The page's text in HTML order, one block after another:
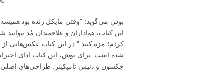
بوش می‌گوید: "وقتی مایکل زنده بود
این کتاب، هواداران و علاقمندان مُد
کردم؛ مزه کنند." در این کتاب عکس‌هایی
شده است. برای بوش، این کتاب ادای
جکسون و دنیس تامپکینز. طراحی‌های اصلی